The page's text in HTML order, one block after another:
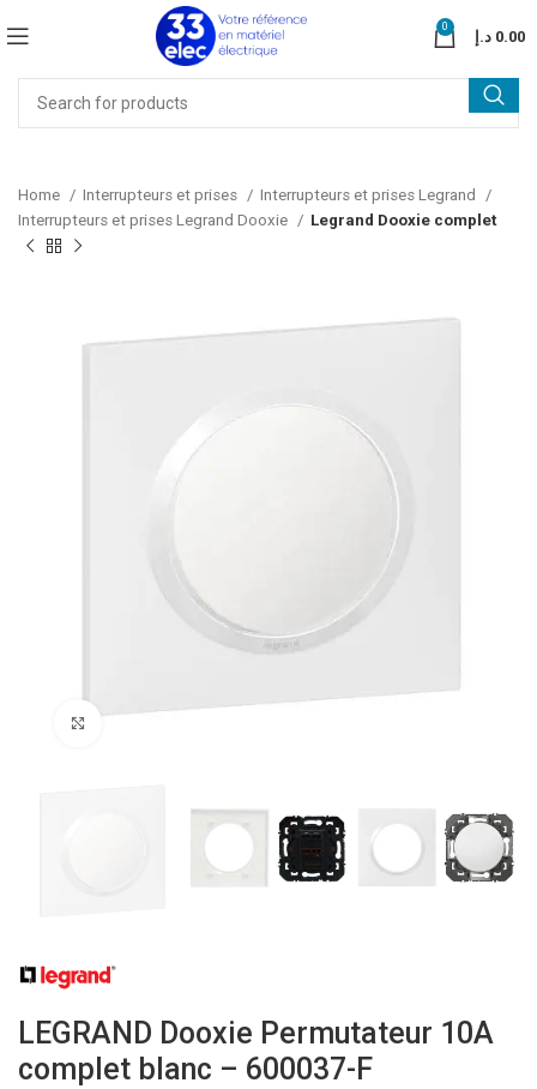
0
0.00 د.إ
Home Interrupteurs et prises
Interrupteurs et prises Legrand
Interrupteurs et prises Legrand Dooxie
Legrand Dooxie complet
LEGRAND Dooxie Permutateur 10A
complet blanc – 600037-F